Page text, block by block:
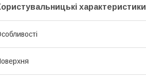
характеристики